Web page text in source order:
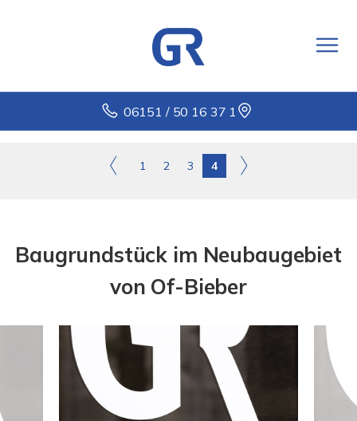
06151 / 50 16 37 1
1 2 3 4
Baugrundstück im Neubaugebiet
von Of-Bieber